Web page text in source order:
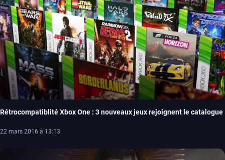
Rétrocompatiblité Xbox One : 3 nouveaux jeux rejoignent le catalogue
22 mars 2016 à 13:13